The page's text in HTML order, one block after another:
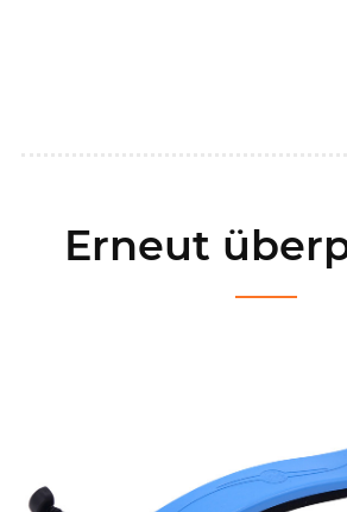
Erneut